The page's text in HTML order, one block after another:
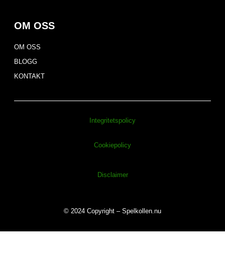
OM OSS
OM OSS
BLOGG
KONTAKT
Integritetspolicy
Cookiepolicy
Disclaimer
© 2024 Copyright – Spelkollen.nu